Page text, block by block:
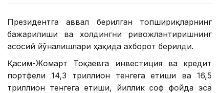
Президентга аввал берилган топшириқларнинг
бажарилиши ва холдингни ривожлантиришнинг
асосий йўналишлари ҳақида ахборот берилди.
Қасим-Жомарт Тоқаевга инвестиция ва кредит
портфели 14,3 триллион тенгега етиши ва 16,5
триллион тенгега етиши, йиллик соф фойда эса